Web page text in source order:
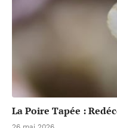
La Poire Tapée :